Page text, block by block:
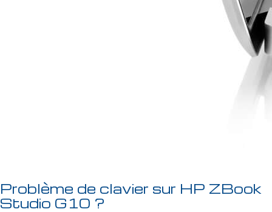
Problème de clavier sur HP ZBook
Studio G10 ?